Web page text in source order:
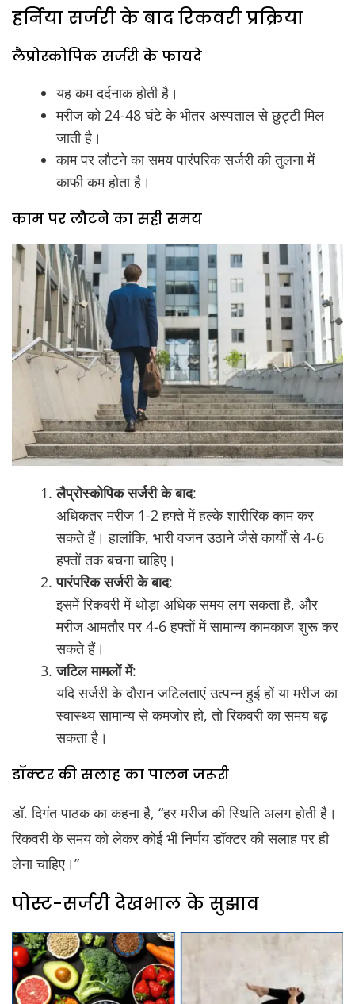
हर्निया सर्जरी के बाद रिकवरी प्रक्रिया
लैप्रोस्कोपिक सर्जरी के फायदे
यह कम दर्दनाक होती है।
मरीज को 24-48 घंटे के भीतर अस्पताल से छुट्टी मिल
जाती है।
काम पर लौटने का समय पारंपरिक सर्जरी की तुलना में
काफी कम होता है।
काम पर लौटने का सही समय
लैप्रोस्कोपिक सर्जरी के बाद:
अधिकतर मरीज 1-2 हफ्ते में हल्के शारीरिक काम कर
सकते हैं। हालांकि, भारी वजन उठाने जैसे कार्यों से 4-6
हफ्तों तक बचना चाहिए।
पारंपरिक सर्जरी के बाद:
इसमें रिकवरी में थोड़ा अधिक समय लग सकता है, और
मरीज आमतौर पर 4-6 हफ्तों में सामान्य कामकाज शुरू कर
सकते हैं।
जटिल मामलों में:
यदि सर्जरी के दौरान जटिलताएं उत्पन्न हुई हों या मरीज का
स्वास्थ्य सामान्य से कमजोर हो, तो रिकवरी का समय बढ़
सकता है।
डॉक्टर की सलाह का पालन जरूरी
डॉ. दिगंत पाठक का कहना है, “हर मरीज की स्थिति अलग होती है।
रिकवरी के समय को लेकर कोई भी निर्णय डॉक्टर की सलाह पर ही
लेना चाहिए।”
पोस्ट-सर्जरी देखभाल के सुझाव